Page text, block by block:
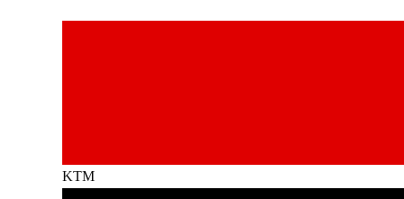
KTM